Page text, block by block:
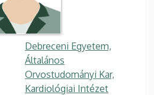
Debreceni Egyetem,
Általános
Orvostudományi Kar,
Kardiológiai Intézet